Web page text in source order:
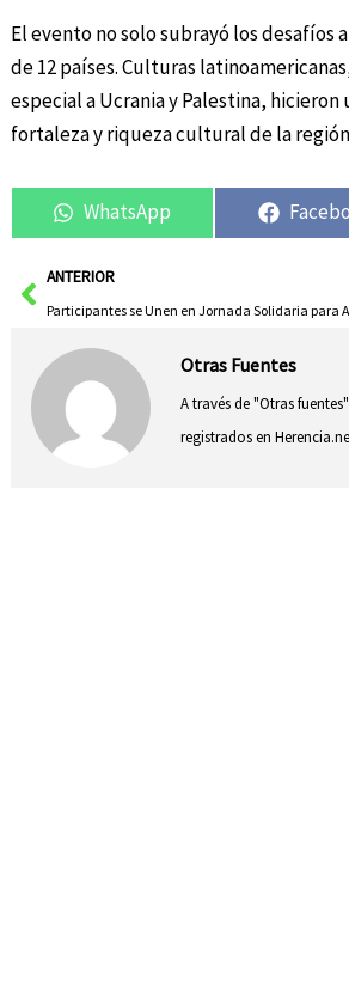
El evento no solo subrayó los
de 12 países. Culturas
especial a Ucrania y Palestina,
fortaleza y riqueza cultural de la
WhatsApp
AntANTERIOR
Otras Fuentes
A través de "Otras
registrados en